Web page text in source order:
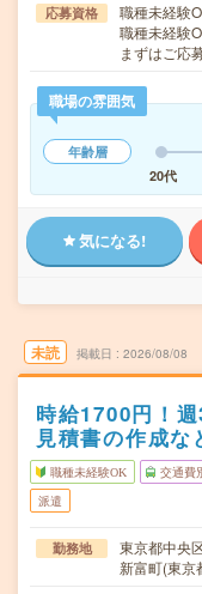
応募資格
職種未経験
職種未経験
まずはご応
職場の雰囲気
年齢層
20代
気になる!
未読 掲載日 2026/08/08
時給1700円！
見積書の作成な
職種未経験OK 交通費
派遣
勤務地
東京都中央
新富町(東京